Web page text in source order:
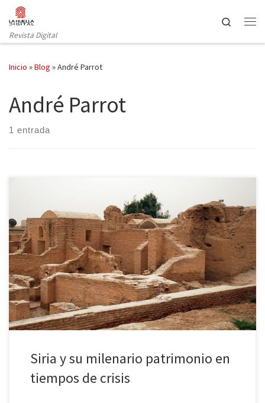
Saltar al contenido
Revista Digital
Search
Inicio »Blog »André Parrot
André Parrot
1 entrada
El pasado miércoles 18 de junio, el profesor de la Universidad
Complutense, D. Pablo Sapag ofreció una conferencia sobre el
patrimonio cultural en Siria en el Centro Cultural Árabe Sirio de
Madrid que abría un atisbo de esperanza para un presente
trágico. El Prof. Sapag comenzó contextualizando la situación de
[…]
Siria y su milenario patrimonio en
tiempos de crisis